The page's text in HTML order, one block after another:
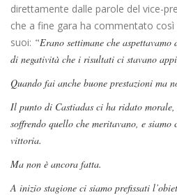
direttamente dalle parole del vice-
che a fine gara ha commentato
suoi: “Erano settimane che
di negatività che i risultati ci stavano
Quando fai anche buone prestazioni ma
Il punto di Castiadas ci ha ridato
soffrendo quello che meritavano, e siamo
vittoria.
Ma non è ancora fatta.
A inizio stagione ci siamo prefissati